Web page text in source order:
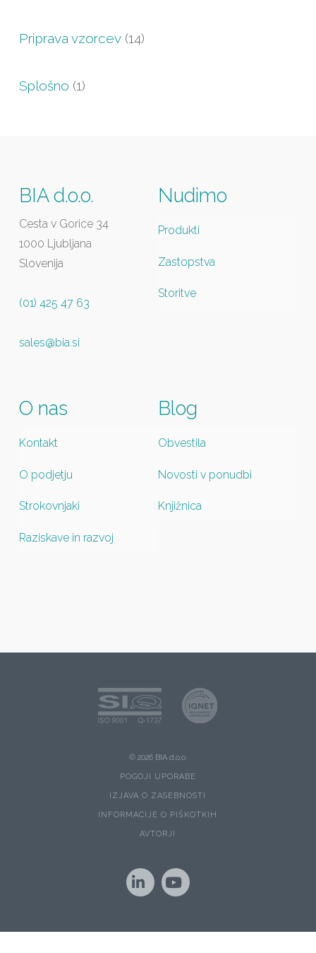
Priprava vzorcev (14)
Splošno (1)
BIA d.o.o.
Cesta v Gorice 34
1000 Ljubljana
Slovenija
(01) 425 47 63
sales@bia.si
Nudimo
Produkti
Zastopstva
Storitve
O nas
Kontakt
O podjetju
Strokovnjaki
Raziskave in razvoj
Blog
Obvestila
Novosti v ponudbi
Knjižnica
© 2026 BIA d.o.o.
POGOJI UPORABE
IZJAVA O ZASEBNOSTI
INFORMACIJE O PIŠKOTKIH
AVTORJI